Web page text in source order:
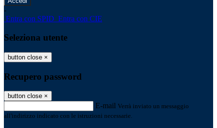
-
Entra con SPID Entra con CIE
Seleziona utente
button close ×
Recupero password
button close ×
E-mail Verrà inviato un messaggio
all'indirizzo indicato con le istruzioni necessarie.